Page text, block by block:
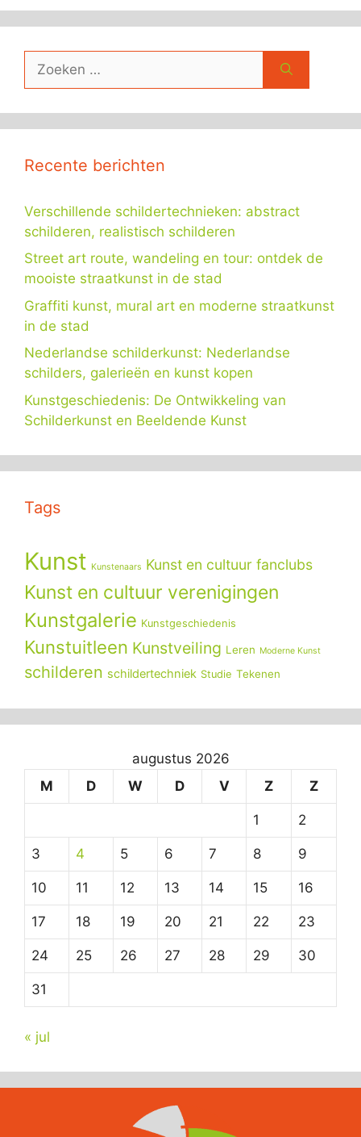
naar:
Recente berichten
Verschillende schildertechnieken: abstract
schilderen, realistisch schilderen
Street art route, wandeling en tour: ontdek de
mooiste straatkunst in de stad
Graffiti kunst, mural art en moderne straatkunst
in de stad
Nederlandse schilderkunst: Nederlandse
schilders, galerieën en kunst kopen
Kunstgeschiedenis: De Ontwikkeling van
Schilderkunst en Beeldende Kunst
Tags
Kunst Kunstenaars Kunst en cultuur fanclubs
Kunst en cultuur verenigingen
Kunstgalerie Kunstgeschiedenis
Kunstuitleen Kunstveiling Leren Moderne Kunst
schilderen schildertechniek Studie Tekenen
augustus 2026
M
D W D V Z Z
1 2
3 4 5 6 7 8 9
10 11 12 13 14 15 16
17 18 19 20 21 22 23
24 25 26 27 28 29 30
31
« jul